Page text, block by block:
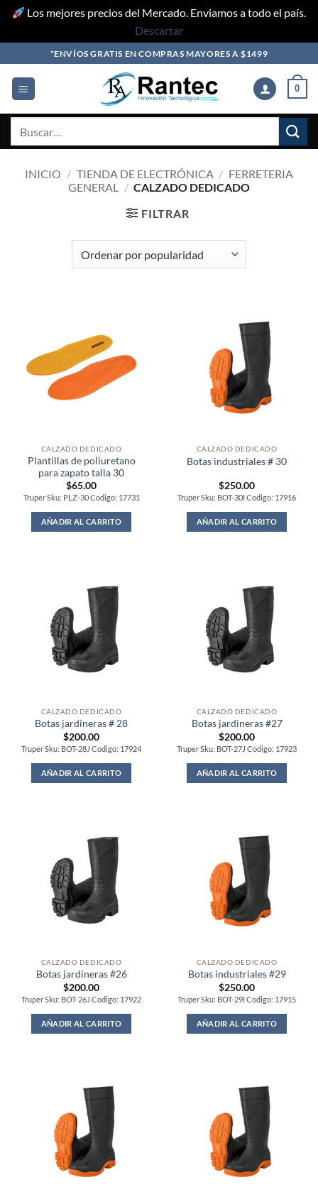
Los mejores precios del Mercado. Enviamos a todo el país.
Descartar
to
content
*ENVÍOS GRATIS EN COMPRAS MAYORES A $1499
0
INICIO / TIENDA DE ELECTRÓNICA / FERRETERIA
GENERAL / CALZADO DEDICADO
FILTRAR
CALZADO DEDICADO
Plantillas de poliuretano
para zapato talla 30
$65.00
Truper Sku: PLZ-30 Codigo: 17731
AÑADIR AL CARRITO
CALZADO DEDICADO
Botas industriales # 30
$250.00
Truper Sku: BOT-30I Codigo: 17916
AÑADIR AL CARRITO
CALZADO DEDICADO
Botas jardineras # 28
$200.00
Truper Sku: BOT-28J Codigo: 17924
AÑADIR AL CARRITO
CALZADO DEDICADO
Botas jardineras #27
$200.00
Truper Sku: BOT-27J Codigo: 17923
AÑADIR AL CARRITO
CALZADO DEDICADO
Botas jardineras #26
$200.00
Truper Sku: BOT-26J Codigo: 17922
AÑADIR AL CARRITO
CALZADO DEDICADO
Botas industriales #29
$250.00
Truper Sku: BOT-29I Codigo: 17915
AÑADIR AL CARRITO